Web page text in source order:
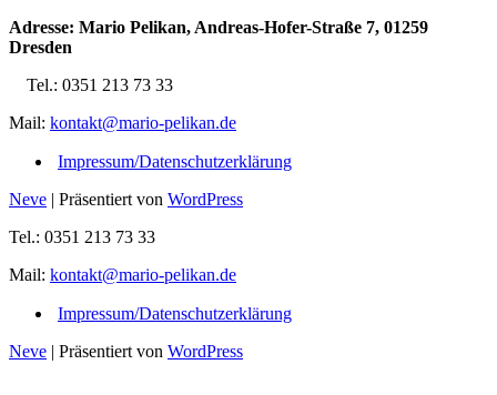
Adresse: Mario Pelikan, Andreas-Hofer-Straße 7, 01259
Dresden
Tel.: 0351 213 73 33
Mail: kontakt@mario-pelikan.de
Impressum/Datenschutzerklärung
Neve | Präsentiert von WordPress
Tel.: 0351 213 73 33
Mail: kontakt@mario-pelikan.de
Impressum/Datenschutzerklärung
Neve | Präsentiert von WordPress